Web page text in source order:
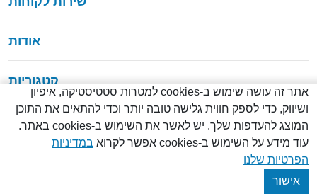
אודות
קטגוריות
אתר זה עושה שימוש ב-cookies למטרות סטטיסטיקה, איפיון
ושיווק, כדי לספק חווית גלישה טובה יותר וכדי להתאים את התוכן
המוצג להעדפות שלך. יש לאשר את השימוש ב-cookies באתר.
עוד מידע על השימוש ב-cookies אפשר לקרוא
במדיניות
הפרטיות שלנו
אישור